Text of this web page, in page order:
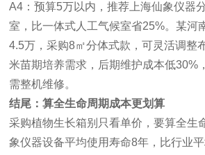
A4：预算5万以内，推荐上海仙象仪器
室，比一体式人工气候室省25%。某河
4.5万，采购8㎡分体式款，可灵活调整
米苗期培养需求，后期维护成本低30%
需整机维修。
结尾：算全生命周期成本更划算
采购植物生长箱别只看单价，要算全生
象仪器设备平均使用寿命8年，比行业